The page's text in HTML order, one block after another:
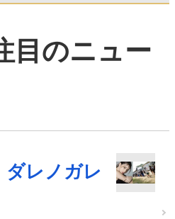
目のニュー
ダレノガレ